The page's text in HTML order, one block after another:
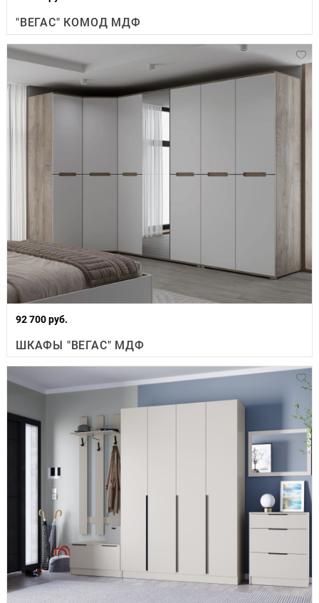
"ВЕГАС" КОМОД МДФ
92 700 руб.
ШКАФЫ "ВЕГАС" МДФ